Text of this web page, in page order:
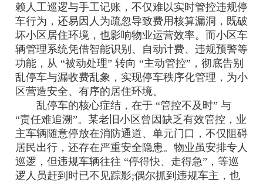
赖人工巡逻与手工记账，不仅难以实时管控违规停
车行为，还易因人为疏忽导致费用核算漏洞，既破
坏小区居住环境，也影响物业运营效率。而小区车
辆管理系统凭借智能识别、自动计费、违规预警等
功能，从 “被动处理” 转向 “主动管控”，彻底告别
乱停车与漏收费乱象，实现停车秩序化管理，为小
区营造安全、有序的居住环境。
乱停车的核心症结，在于 “管控不及时” 与
“责任难追溯”。某老旧小区曾因缺乏有效管控，业
主车辆随意停放在消防通道、单元门口，不仅阻碍
居民出行，还存在严重安全隐患。物业虽安排专人
巡逻，但违规车辆往往 “停得快、走得急”，等巡
逻人员赶到时已不见踪影;偶尔抓到违规车主，也